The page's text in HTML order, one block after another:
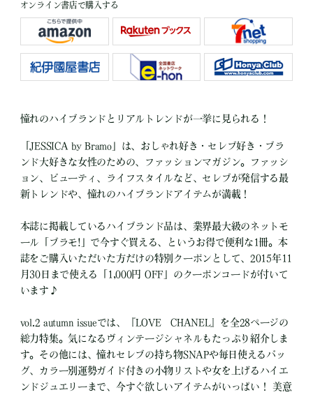
オンライン書店で購入する
憧れのハイブランドとリアルトレンドが一挙に見られる！
「JESSICA by Bramo」は、おしゃれ好き・セレブ好き・ブラ
ンド大好きな女性のための、ファッションマガジン。ファッシ
ョン、ビューティ、ライフスタイルなど、セレブが発信する最
新トレンドや、憧れのハイブランドアイテムが満載！
本誌に掲載しているハイブランド品は、業界最大級のネットモ
ール「ブラモ!」で今すぐ買える、というお得で便利な1冊。本
誌をご購入いただいた方だけの特別クーポンとして、2015年11
月30日まで使える「1,000円 OFF」のクーポンコードが付いて
います♪
vol.2 autumn issueでは、『LOVE CHANEL』を全28ページの
総力特集。気になるヴィンテージシャネルもたっぷり紹介しま
す。その他には、憧れセレブの持ち物SNAPや毎日使えるバッ
グ、カラー別運勢ガイド付きの小物リストや女を上げるハイエ
ンドジュエリーまで、今すぐ欲しいアイテムがいっぱい！ 美意